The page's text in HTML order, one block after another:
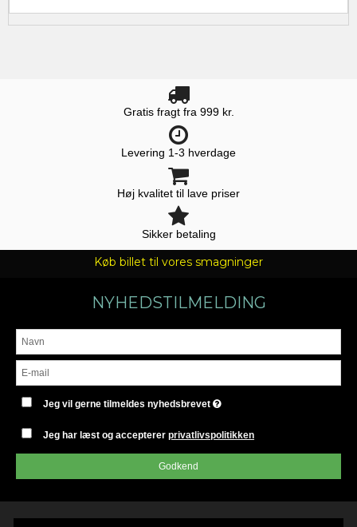
Gratis fragt fra 999 kr.
Levering 1-3 hverdage
Høj kvalitet til lave priser
Sikker betaling
Køb billet til vores smagninger
NYHEDSTILMELDING
Jeg vil gerne tilmeldes nyhedsbrevet
Jeg har læst og acceptererprivatlivspolitikken
Godkend